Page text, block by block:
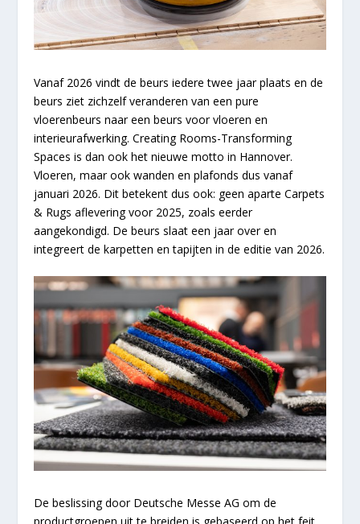
Vanaf 2026 vindt de beurs iedere twee jaar plaats en de
beurs ziet zichzelf veranderen van een pure
vloerenbeurs naar een beurs voor vloeren en
interieurafwerking. Creating Rooms-Transforming
Spaces is dan ook het nieuwe motto in Hannover.
Vloeren, maar ook wanden en plafonds dus vanaf
januari 2026. Dit betekent dus ook: geen aparte Carpets
& Rugs aflevering voor 2025, zoals eerder
aangekondigd. De beurs slaat een jaar over en
integreert de karpetten en tapijten in de editie van 2026.
De beslissing door Deutsche Messe AG om de